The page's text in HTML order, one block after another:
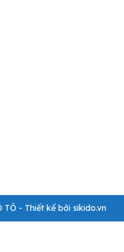
- Thiết kế bởi sikido.vn